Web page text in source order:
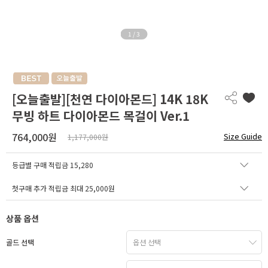
1 / 3
[오늘출발][천연 다이아몬드] 14K 18K
무빙 하트 다이아몬드 목걸이 Ver.1
764,000원 1,177,000원 Size Guide
등급별 구매 적립금 15,280
첫구매 추가 적립금 최대 25,000원
상품 옵션
골드 선택